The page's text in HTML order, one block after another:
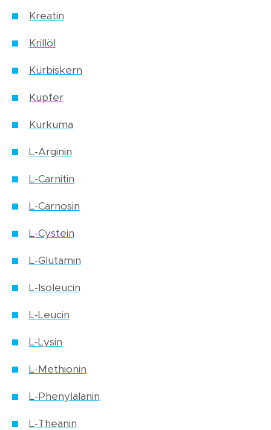
Kreatin
Krillöl
Kürbiskern
Kupfer
Kurkuma
L-Arginin
L-Carnitin
L-Carnosin
L-Cystein
L-Glutamin
L-Isoleucin
L-Leucin
L-Lysin
L-Methionin
L-Phenylalanin
L-Theanin